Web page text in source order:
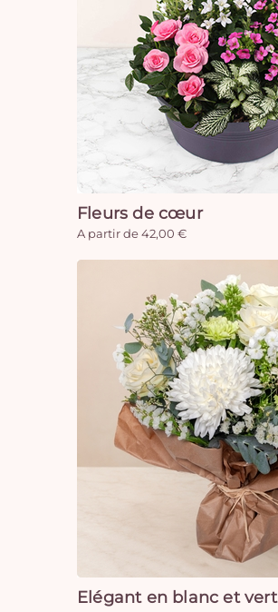
Fleurs de cœur
A partir de 42,00 €
Elégant en blanc et vert